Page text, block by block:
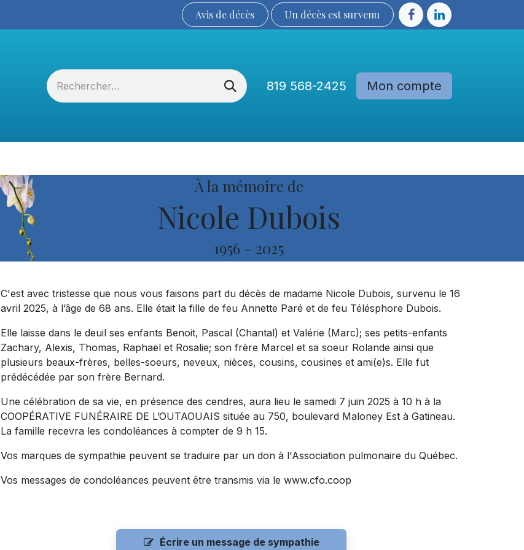
Avis de décès Un décès est sur​​​​​​​​ve​nu​​​​​​​​​​
819 568-2425 Mon compte
À la mémoire de
Nicole Dubois
1956 - 2025
C'est avec tristesse que nous vous faisons part du décès de madame Nicole Dubois, survenu le 16
avril 2025, à l’âge de 68 ans. Elle était la fille de feu Annette Paré et de feu Télésphore Dubois.
Elle laisse dans le deuil ses enfants Benoit, Pascal (Chantal) et Valérie (Marc); ses petits-enfants
Zachary, Alexis, Thomas, Raphaël et Rosalie; son frère Marcel et sa soeur Rolande ainsi que
plusieurs beaux-frères, belles-soeurs, neveux, nièces, cousins, cousines et ami(e)s. Elle fut
prédécédée par son frère Bernard.
Une célébration de sa vie, en présence des cendres, aura lieu le samedi 7 juin 2025 à 10 h à la
COOPÉRATIVE FUNÉRAIRE DE L’OUTAOUAIS située au 750, boulevard Maloney Est à Gatineau.
La famille recevra les condoléances à compter de 9 h 15.
Vos marques de sympathie peuvent se traduire par un don à l'Association pulmonaire du Québec.
Vos messages de condoléances peuvent être transmis via le www.cfo.coop
Écrire un message de sympathie